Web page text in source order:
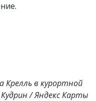
Крелль в курортной
/ Яндекс Карты